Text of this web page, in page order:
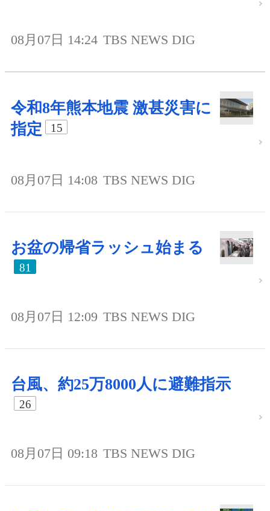
08月07日 14:24 TBS NEWS DIG
令和8年熊本地震 激甚災害に
指定
15
08月07日 14:08 TBS NEWS DIG
お盆の帰省ラッシュ始まる
81
08月07日 12:09 TBS NEWS DIG
台風、約25万8000人に避難指示
26
08月07日 09:18 TBS NEWS DIG